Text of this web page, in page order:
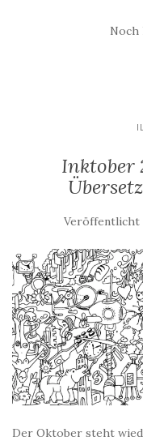
Noch
Inktober
Veröffentlicht
Der Oktober steht